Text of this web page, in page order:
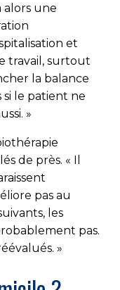
alors une
et
travail, surtout
la balance
si le patient ne
»
de près. « Il
pas au
les
pas.
»